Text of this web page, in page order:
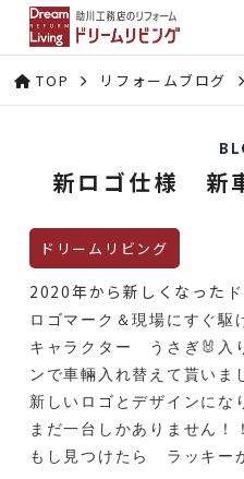
TOP リフォームブログ
新ロゴ仕様 新
ドリームリビング
2020年から新しくなった
ロゴマーク＆現場にすぐ駆
キャラクター うさぎ🐰入
ンで車輛 入れ替えて貰い
新しいロゴとデザインにな
まだ一台しかありません
もし見つけたら ラッキー